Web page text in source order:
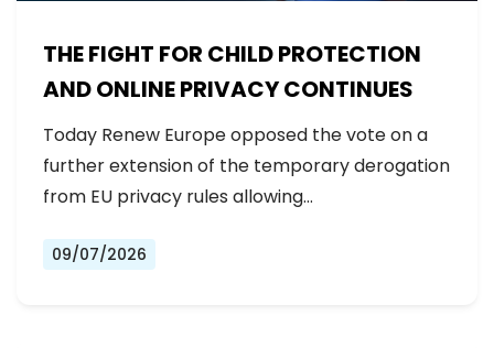
THE FIGHT FOR CHILD PROTECTION
AND ONLINE PRIVACY CONTINUES
Today Renew Europe opposed the vote on a
further extension of the temporary derogation
from EU privacy rules allowing…
09/07/2026